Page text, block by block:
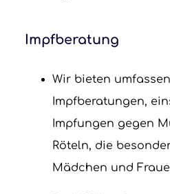
Impfberatung
Wir bieten
Impfberatungen,
Impfungen gegen
Röteln, die
Mädchen und